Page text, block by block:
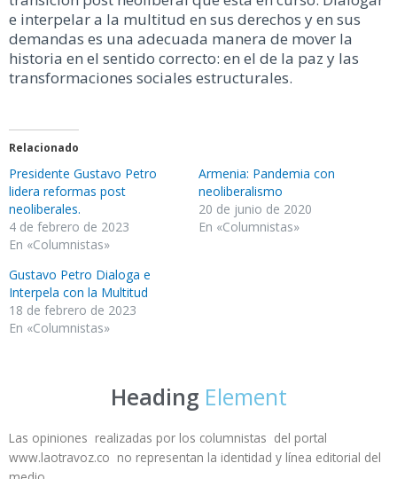
e interpelar a la multitud en sus derechos y en sus
demandas es una adecuada manera de mover la
historia en el sentido correcto: en el de la paz y las
transformaciones sociales estructurales.
Relacionado
Presidente Gustavo Petro
lidera reformas post
neoliberales.
4 de febrero de 2023
En «Columnistas»
Armenia: Pandemia con
neoliberalismo
20 de junio de 2020
En «Columnistas»
Gustavo Petro Dialoga e
Interpela con la Multitud
18 de febrero de 2023
En «Columnistas»
Heading Element
Las opiniones realizadas por los columnistas del portal
www.laotravoz.co no representan la identidad y línea editorial del